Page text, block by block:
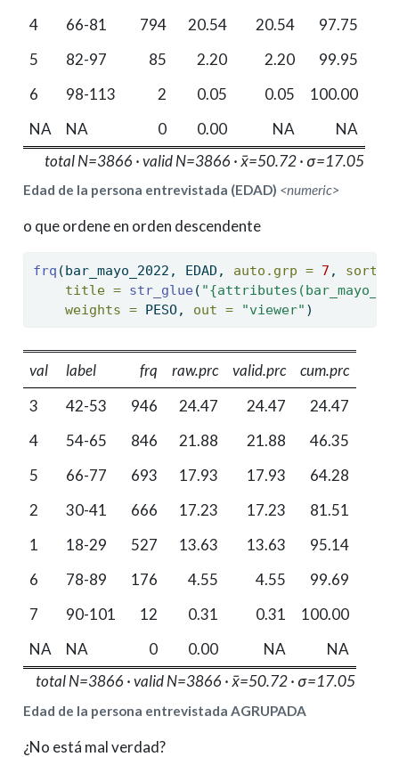
Edad de la persona entrevistada (EDAD) <numeric>
4
66-81 794 20.54 20.54
97.75
5
82-97 85 2.20 2.20
99.95
6
98-113 2 0.05 0.05
100.00
NA
NA 0 0.00 NA
NA
total N=3866 · valid N=3866 · x̄=50.72 · σ=17.05
o que ordene en orden descendente
frq (bar_mayo_2022, EDAD, auto.grp = 7 ,
title = str_glue (
weights = PESO, out = "viewer" )
Edad de la persona entrevistada AGRUPADA
val label frq raw.prc valid.prc
cum.prc
3
42-53 946 24.47 24.47
24.47
4
54-65 846 21.88 21.88
46.35
5
66-77 693 17.93 17.93
64.28
2
30-41 666 17.23 17.23
81.51
1
18-29 527 13.63 13.63
95.14
6
78-89 176 4.55 4.55
99.69
7
90-101 12 0.31 0.31
100.00
NA
NA 0 0.00 NA
NA
total N=3866 · valid N=3866 · x̄=50.72 · σ=17.05
¿No está mal verdad?